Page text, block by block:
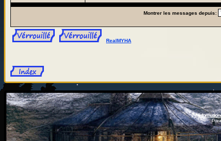
Montrer les messages depuis:
RealMYHA